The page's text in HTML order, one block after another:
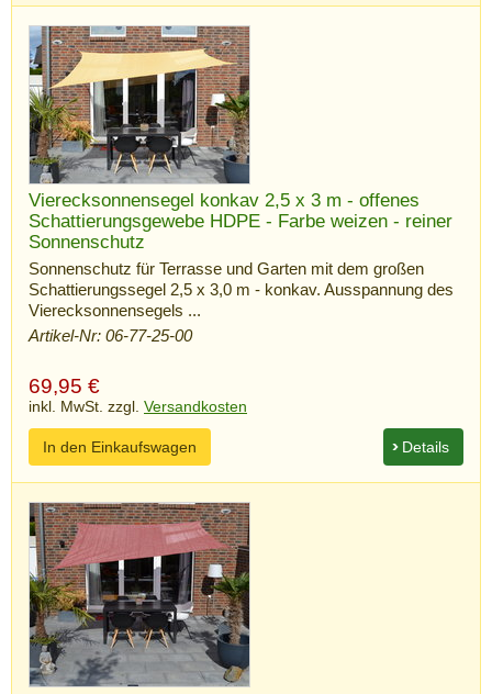
Vierecksonnensegel konkav 2,5 x 3 m - offenes
Schattierungsgewebe HDPE - Farbe weizen - reiner
Sonnenschutz
Sonnenschutz für Terrasse und Garten mit dem großen
Schattierungssegel 2,5 x 3,0 m - konkav. Ausspannung des
Vierecksonnensegels ...
Artikel-Nr: 06-77-25-00
69,95 €
inkl. MwSt. zzgl. Versandkosten
Details
In den Einkaufswagen